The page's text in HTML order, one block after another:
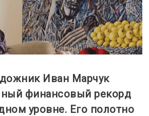
Иван Марчук
финансовый рекорд
уровне. Его полотно